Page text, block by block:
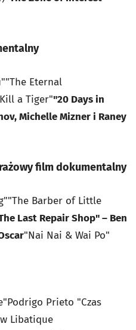
Eternal
a Tiger""20 Days in
Michelle Mizner i Raney
film dokumentalny
Barber of Little
Last Repair Shop" – Ben
"Nai Nai & Wai Po"
Prieto "Czas
Libatique